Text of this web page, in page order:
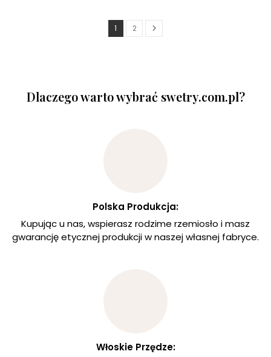
1 2
Dlaczego warto wybrać swetry.com.pl?
Polska Produkcja:
Kupując u nas, wspierasz rodzime rzemiosło i masz
gwarancję etycznej produkcji w naszej własnej fabryce.
Włoskie Przędze: